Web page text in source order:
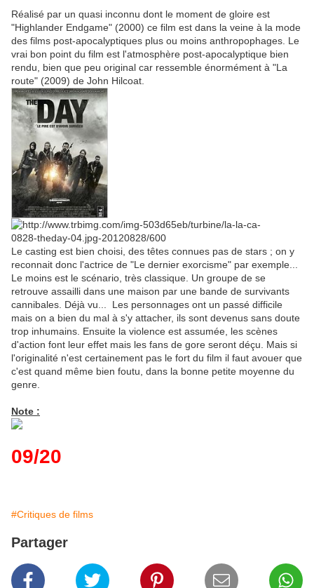
Réalisé par un quasi inconnu dont le moment de gloire est
"Highlander Endgame" (2000) ce film est dans la veine à la mode
des films post-apocalyptiques plus ou moins anthropophages. Le
vrai bon point du film est l'atmosphère post-apocalyptique bien
rendu, bien que peu original car ressemble énormément à "La
route" (2009) de John Hilcoat.
Le casting est bien choisi, des têtes connues pas de stars ; on y
reconnait donc l'actrice de "Le dernier exorcisme" par exemple...
Le moins est le scénario, très classique. Un groupe de se
retrouve assailli dans une maison par une bande de survivants
cannibales. Déjà vu... Les personnages ont un passé difficile
mais on a bien du mal à s'y attacher, ils sont devenus sans doute
trop inhumains. Ensuite la violence est assumée, les scènes
d'action font leur effet mais les fans de gore seront déçu. Mais si
l'originalité n'est certainement pas le fort du film il faut avouer que
c'est quand même bien foutu, dans la bonne petite moyenne du
genre.
Note :
09/20
#Critiques de films
Partager